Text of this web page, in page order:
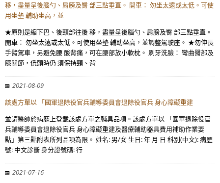
移，盡量呈後腦勺、肩膀及臀 部三點垂直。 開車： 勿坐太遠或太低。可使
用坐墊 輔助坐高，並
★原則是縮下巴、後頸部往後 移，盡量呈後腦勺、肩膀及臀 部三點垂直。
開車： 勿坐太遠或太低。可使用坐墊 輔助坐高，並調整駕駛座。 ★勿伸長
手臂駕車，另避免腰 酸背痛，可在腰部放小軟枕。 刷牙洗臉： 彎曲臀部及
膝關節，低頭時仍 須保持頸、背
2021-08-09
該處方單以 「國軍退除役官兵輔導委員會退除役官兵 身心障礙重建
並請醫師於病歷上登載該處方單之輔具品項。該處方單以 「國軍退除役官
兵輔導委員會退除役官兵 身心障礙重建及醫療輔助器具費用補助作業要
點」第三點附表所列品項為限。 姓名: 男/女 生日: 年 月 日 科別(中文): 病歷
號: 中文診斷 身分證號碼: 行
2021-07-16